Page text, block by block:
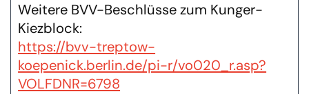
Weitere BVV-Beschlüsse zum Kunger-
Kiezblock:
https://bvv-treptow-
koepenick.berlin.de/pi-r/vo020_r.asp?
VOLFDNR=6798